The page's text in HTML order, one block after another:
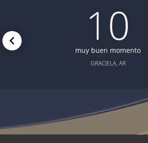
10
muy buen momento
GRACIELA, AR